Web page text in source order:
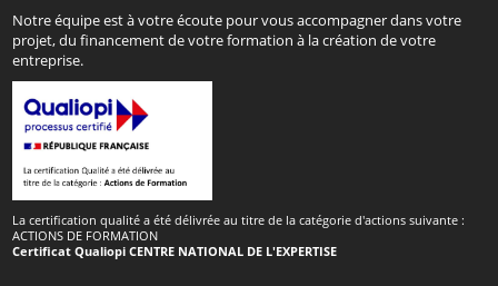
Notre équipe est à votre écoute pour vous accompagner dans votre
projet, du financement de votre formation à la création de votre
entreprise.
La certification qualité a été délivrée au titre de la catégorie d'actions suivante :
ACTIONS DE FORMATION
Certificat Qualiopi CENTRE NATIONAL DE L'EXPERTISE